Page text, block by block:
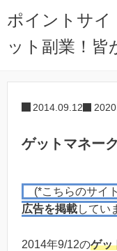
ポイントサイ
ット副業！皆
2014.09.12
ゲットマネー
(*こちらのサイ
広告を掲載してい
2014年9/12のゲッ